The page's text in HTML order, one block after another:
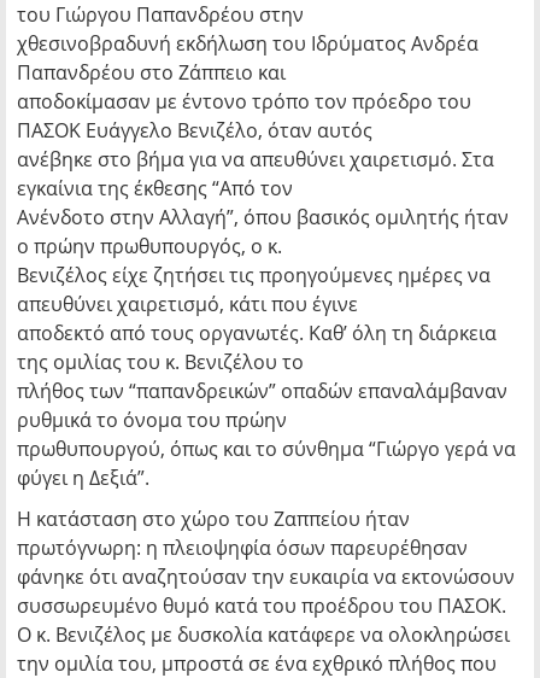
του Γιώργου Παπανδρέου στην
χθεσινοβραδυνή εκδήλωση του Ιδρύματος Ανδρέα
Παπανδρέου στο Ζάππειο και
αποδοκίμασαν με έντονο τρόπο τον πρόεδρο του
ΠΑΣΟΚ Ευάγγελο Βενιζέλο, όταν αυτός
ανέβηκε στο βήμα για να απευθύνει χαιρετισμό. Στα
εγκαίνια της έκθεσης “Από τον
Ανένδοτο στην Αλλαγή”, όπου βασικός ομιλητής ήταν
ο πρώην πρωθυπουργός, ο κ.
Βενιζέλος είχε ζητήσει τις προηγούμενες ημέρες να
απευθύνει χαιρετισμό, κάτι που έγινε
αποδεκτό από τους οργανωτές. Καθ’ όλη τη διάρκεια
της ομιλίας του κ. Βενιζέλου το
πλήθος των “παπανδρεικών” οπαδών επαναλάμβαναν
ρυθμικά το όνομα του πρώην
πρωθυπουργού, όπως και το σύνθημα “Γιώργο γερά να
φύγει η Δεξιά”.
Η κατάσταση στο χώρο του Ζαππείου ήταν
πρωτόγνωρη: η πλειοψηφία όσων παρευρέθησαν
φάνηκε ότι αναζητούσαν την ευκαιρία να εκτονώσουν
συσσωρευμένο θυμό κατά του προέδρου του ΠΑΣΟΚ.
Ο κ. Βενιζέλος με δυσκολία κατάφερε να ολοκληρώσει
την ομιλία του, μπροστά σε ένα εχθρικό πλήθος που